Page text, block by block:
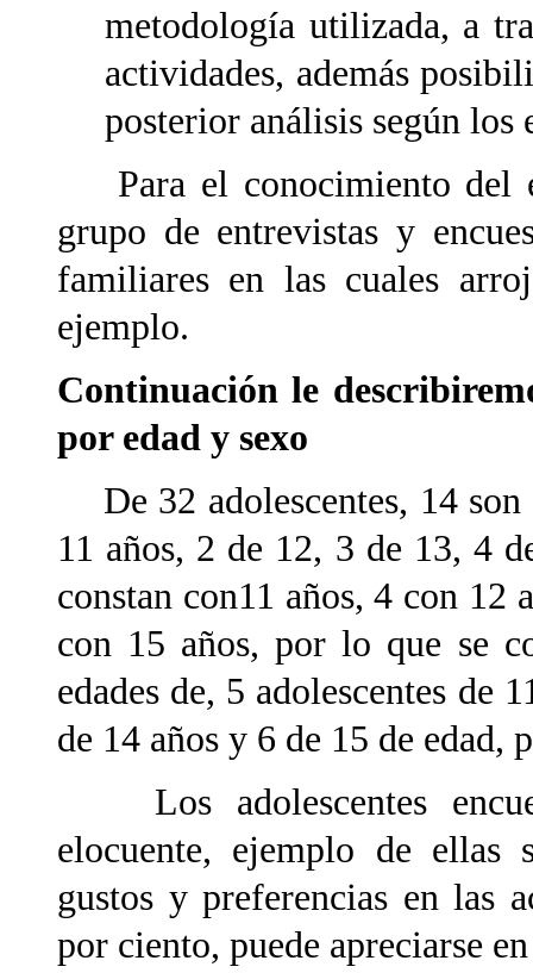
metodología utilizada, a
actividades, además
posterior análisis según los
Para el conocimiento del
grupo de entrevistas y
familiares en las cuales
ejemplo.
Continuación le
por edad y sexo
De 32 adolescentes, 14 son
11 años, 2 de 12, 3 de 13, 4
constan con11 años, 4 con 12
con 15 años, por lo que se
edades de, 5 adolescentes de
de 14 años y 6 de 15 de edad,
Los adolescentes
elocuente, ejemplo de ellas
gustos y preferencias en las
por ciento, puede apreciarse